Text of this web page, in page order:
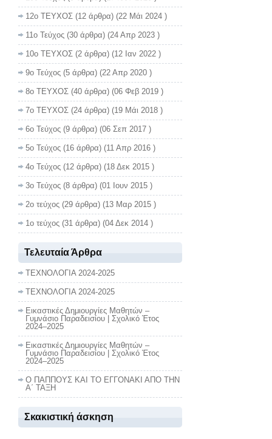
12ο ΤΕΥΧΟΣ (12 άρθρα) (22 Μάι 2024 )
11ο Τεύχος (30 άρθρα) (24 Απρ 2023 )
10ο ΤΕΥΧΟΣ (2 άρθρα) (12 Ιαν 2022 )
9ο Τεύχος (5 άρθρα) (22 Απρ 2020 )
8ο ΤΕΥΧΟΣ (40 άρθρα) (06 Φεβ 2019 )
7ο ΤΕΥΧΟΣ (24 άρθρα) (19 Μάι 2018 )
6ο Τεύχος (9 άρθρα) (06 Σεπ 2017 )
5ο Τεύχος (16 άρθρα) (11 Απρ 2016 )
4ο Τεύχος (12 άρθρα) (18 Δεκ 2015 )
3ο Τεύχος (8 άρθρα) (01 Ιουν 2015 )
2ο τεύχος (29 άρθρα) (13 Μαρ 2015 )
1ο τεύχος (31 άρθρα) (04 Δεκ 2014 )
Τελευταία Άρθρα
ΤΕΧΝΟΛΟΓΙΑ 2024-2025
ΤΕΧΝΟΛΟΓΙΑ 2024-2025
Εικαστικές Δημιουργίες Μαθητών –
Γυμνάσιο Παραδεισίου | Σχολικό Έτος
2024–2025
Εικαστικές Δημιουργίες Μαθητών –
Γυμνάσιο Παραδεισίου | Σχολικό Έτος
2024–2025
Ο ΠΑΠΠΟΥΣ ΚΑΙ ΤΟ ΕΓΓΟΝΑΚΙ ΑΠΟ ΤΗΝ
Α΄ ΤΑΞΗ
Σκακιστική άσκηση